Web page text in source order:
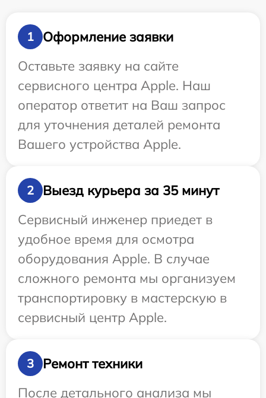
1
Оформление заявки
Оставьте заявку на сайте
сервисного центра Apple. Наш
оператор ответит на Ваш запрос
для уточнения деталей ремонта
Вашего устройства Apple.
2
Выезд курьера за 35 минут
Сервисный инженер приедет в
удобное время для осмотра
оборудования Apple. В случае
сложного ремонта мы организуем
транспортировку в мастерскую в
сервисный центр Apple.
3
Ремонт техники
После детального анализа мы